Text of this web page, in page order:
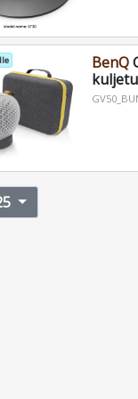
BenQ